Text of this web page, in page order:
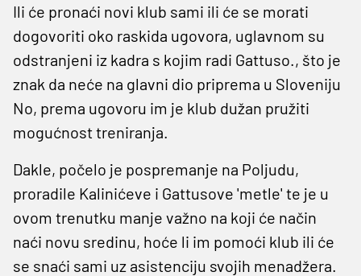
Ili će pronaći novi klub sami ili će se morati
dogovoriti oko raskida ugovora, uglavnom su
odstranjeni iz kadra s kojim radi Gattuso., što je
znak da neće na glavni dio priprema u Sloveniju
No, prema ugovoru im je klub dužan pružiti
mogućnost treniranja.
Dakle, počelo je pospremanje na Poljudu,
proradile Kalinićeve i Gattusove 'metle' te je u
ovom trenutku manje važno na koji će način
naći novu sredinu, hoće li im pomoći klub ili će
se snaći sami uz asistenciju svojih menadžera.